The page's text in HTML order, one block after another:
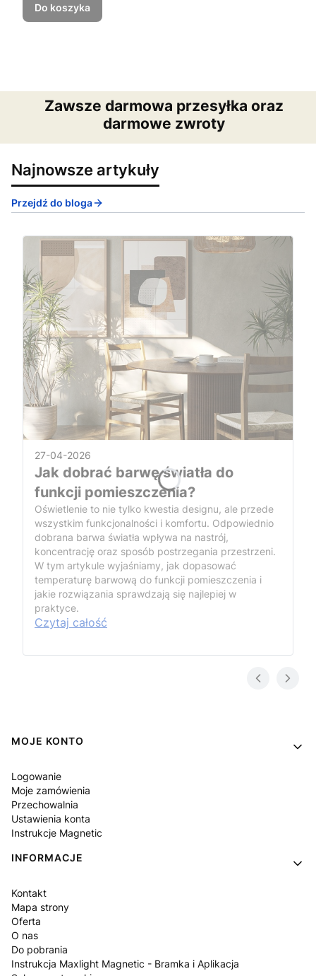
Do koszyka
Zawsze darmowa przesyłka oraz
darmowe zwroty
Najnowsze artykuły
Przejdź do bloga
27-04-2026
Jak dobrać barwę światła do
funkcji pomieszczenia?
Oświetlenie to nie tylko kwestia designu, ale przede
wszystkim funkcjonalności i komfortu. Odpowiednio
dobrana barwa światła wpływa na nastrój,
koncentrację oraz sposób postrzegania przestrzeni.
W tym artykule wyjaśniamy, jak dopasować
temperaturę barwową do funkcji pomieszczenia i
jakie rozwiązania sprawdzają się najlepiej w
praktyce.
Czytaj całość
Linki w stopce
MOJE KONTO
Logowanie
Moje zamówienia
Przechowalnia
Ustawienia konta
Instrukcje Magnetic
INFORMACJE
Kontakt
Mapa strony
Oferta
O nas
Do pobrania
Instrukcja Maxlight Magnetic - Bramka i Aplikacja